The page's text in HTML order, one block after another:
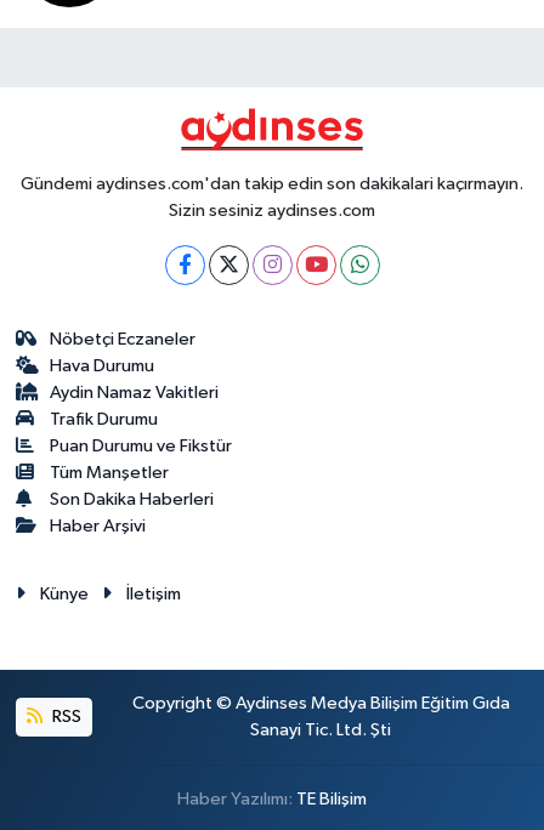
Gündemi aydinses.com'dan takip edin son dakikalari kaçırmayın.
Sizin sesiniz aydinses.com
Nöbetçi Eczaneler
Hava Durumu
Aydin Namaz Vakitleri
Trafik Durumu
Puan Durumu ve Fikstür
Tüm Manşetler
Son Dakika Haberleri
Haber Arşivi
Künye İletişim
RSS
Copyright © Aydinses Medya Bilişim Eğitim Gıda
Sanayi Tic. Ltd. Şti
Haber Yazılımı: TE Bilişim